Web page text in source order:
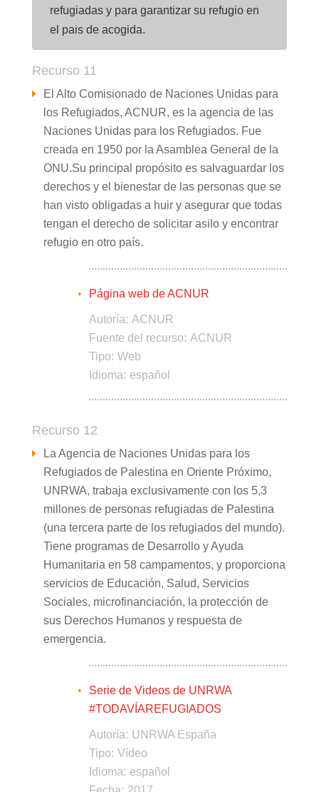
refugiadas y para garantizar su refugio en
el pais de acogida.
Recurso 11
El Alto Comisionado de Naciones Unidas para
los Refugiados, ACNUR, es la agencia de las
Naciones Unidas para los Refugiados. Fue
creada en 1950 por la Asamblea General de la
ONU.Su principal propósito es salvaguardar los
derechos y el bienestar de las personas que se
han visto obligadas a huir y asegurar que todas
tengan el derecho de solicitar asilo y encontrar
refugio en otro país.
Página web de ACNUR
Autoría: ACNUR
Fuente del recurso: ACNUR
Tipo: Web
Idioma: español
Recurso 12
La Agencia de Naciones Unidas para los
Refugiados de Palestina en Oriente Próximo,
UNRWA, trabaja exclusivamente con los 5,3
millones de personas refugiadas de Palestina
(una tercera parte de los refugiados del mundo).
Tiene programas de Desarrollo y Ayuda
Humanitaria en 58 campamentos, y proporciona
servicios de Educación, Salud, Servicios
Sociales, microfinanciación, la protección de
sus Derechos Humanos y respuesta de
emergencia.
Serie de Videos de UNRWA
#TODAVÍAREFUGIADOS
Autoría: UNRWA España
Tipo: Vídeo
Idioma: español